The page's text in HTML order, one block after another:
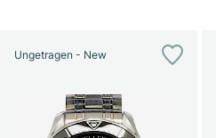
Ungetragen - New